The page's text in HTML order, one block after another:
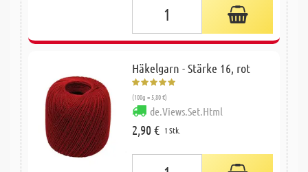
Häkelgarn - Stärke 16, rot
(100g = 5,80 €)
de.Views.Set.Html
2,90 € 1 Stk.